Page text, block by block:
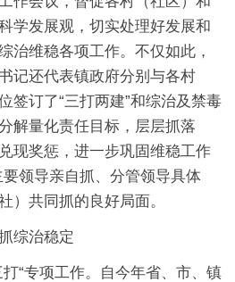
学发展观，切实处理好发展和
治维稳各项工作。不仅如此，
记还代表镇政府分别与各村
签订了“三打两建”和综治及禁毒
解量化责任目标，层层抓落
现奖惩，进一步巩固维稳工作
领导亲自抓、分管领导具体
）共同抓的良好局面。
综治稳定
打“专项工作。自今年省、市、镇